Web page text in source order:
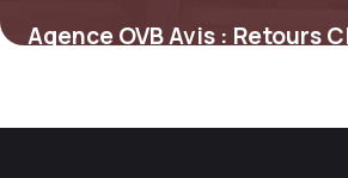
Agence OVB Avis : Retours